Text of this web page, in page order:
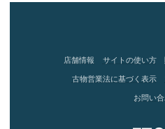
店舗情報 サイトの使い方
古物営業法に基づく表示
お問い